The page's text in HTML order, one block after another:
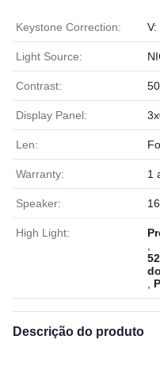
Keystone Correction: V:
Light Source:
Contrast:
Display Panel:
Len:
Warranty: 1
Speaker:
High Light:
Descrição do produto